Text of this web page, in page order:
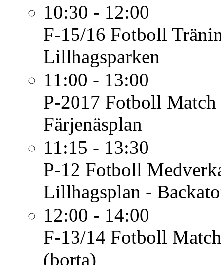
10:30 - 12:00
F-15/16 Fotboll
Lillhagsparken
11:00 - 13:00
P-2017 Fotboll Match
Färjenäsplan
11:15 - 13:30
P-12 Fotboll
Lillhagsplan -
12:00 - 14:00
F-13/14 Fotboll
(borta)